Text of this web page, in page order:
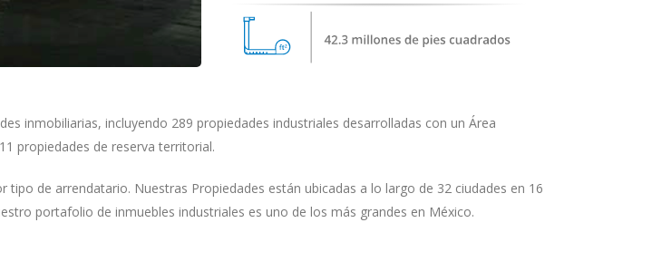
inmobiliarias, incluyendo 289 propiedades industriales desarrolladas con un Área
propiedades de reserva territorial.
de arrendatario. Nuestras Propiedades están ubicadas a lo largo de 32 ciudades en 16
portafolio de inmuebles industriales es uno de los más grandes en México.